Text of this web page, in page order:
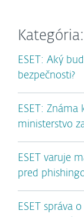
ESET: Aký
bezpečnosti?
ESET:
ministerstvo
ESET varuje
pred
ESET správa